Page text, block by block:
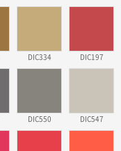
DIC334 DIC197
DIC550 DIC547